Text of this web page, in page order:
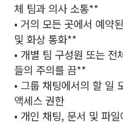
체 팀과 의사 소통**
• 거의 모든 곳에서 예약
및 화상 통화**
• 개별 팀 구성원 또는
들의 주의를 끔**
• 그룹 채팅에서의 할 일
액세스 권한
• 개인 채팅, 문서 및 파